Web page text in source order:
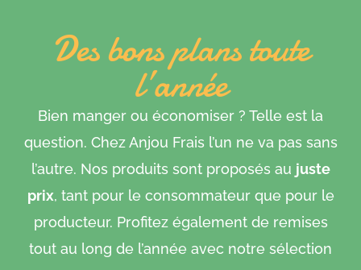
du
produit
Des bons plans toute
l’année
Bien manger ou économiser ? Telle est la
question. Chez Anjou Frais l’un ne va pas sans
l’autre. Nos produits sont proposés au juste
prix, tant pour le consommateur que pour le
producteur. Profitez également de remises
tout au long de l’année avec notre sélection